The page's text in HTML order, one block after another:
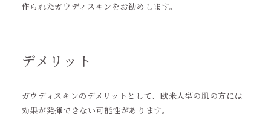
作られたガウディスキンをお勧めします。
デメリット
ガウディスキンのデメリットとして、欧米人型の肌の方には
効果が発揮できない可能性があります。